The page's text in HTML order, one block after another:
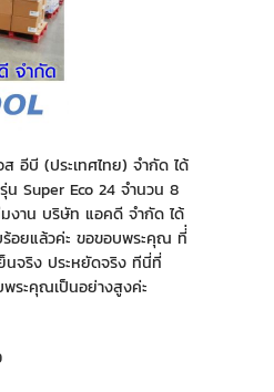
อีบี (ประเทศไทย) จำกัด ได้
รุ่น Super Eco 24 จำนวน 8
มงาน บริษัท แอคดี จำกัด ได้
อยแล้วค่ะ ขอขอบพระคุณ ที่่
นจริง ประหยัดจริง ทีนี่ที่
ระคุณเป็นอย่างสูงค่ะ